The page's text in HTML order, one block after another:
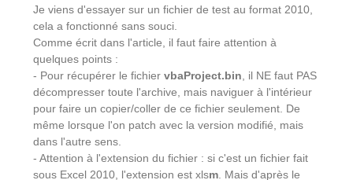
Je viens d'essayer sur un fichier de test au format 2010,
cela a fonctionné sans souci.
Comme écrit dans l'article, il faut faire attention à
quelques points :
- Pour récupérer le fichier vbaProject.bin , il NE faut PAS
décompresser toute l'archive, mais naviguer à l'intérieur
pour faire un copier/coller de ce fichier seulement. De
même lorsque l'on patch avec la version modifié, mais
dans l'autre sens.
- Attention à l'extension du fichier : si c'est un fichier fait
sous Excel 2010, l'extension est xlsm . Mais d'après le